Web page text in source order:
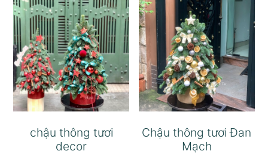
chậu thông tươi
decor
Chậu thông tươi Đan
Mạch